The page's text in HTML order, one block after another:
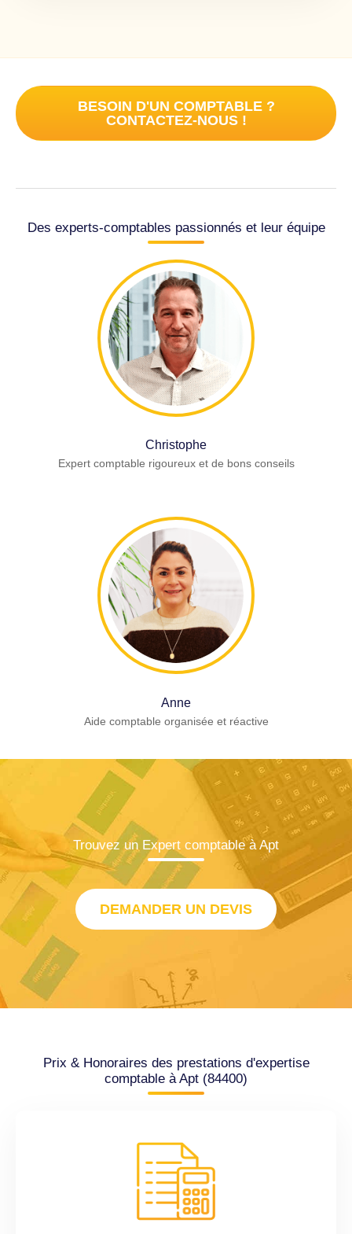
BESOIN D'UN COMPTABLE ?
CONTACTEZ-NOUS !
Des experts-comptables passionnés et leur équipe
Christophe
Expert comptable rigoureux et de bons conseils
Anne
Aide comptable organisée et réactive
Trouvez un Expert comptable à Apt
DEMANDER UN DEVIS
Prix & Honoraires des prestations d'expertise
comptable à Apt (84400)